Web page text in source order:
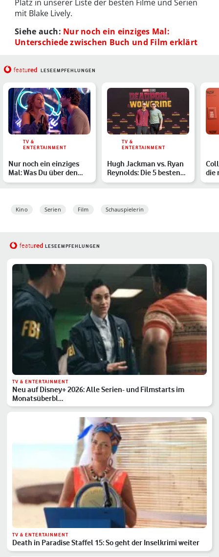
Platz in unserer Liste der besten Filme und Serien
mit Blake Lively.
Siehe auch: Nur noch ein einziges Mal:
Unterschiede zwischen Buch und Film erklärt
featured LESEEMPFEHLUNGEN
TV &
ENTERTAINMENT
Nur noch ein einziges
Mal: Was Du über den
Film mit Blake Lively …
TV &
ENTERTAINMENT
Hugh Jackman vs. Ryan
Reynolds: Die 5 besten
Streiche der Deadpoo…
die
Kino Serien Film Schauspielerin
featured LESEEMPFEHLUNGEN
TV & ENTERTAINMENT
Neu auf Disney+ 2026: Alle Serien- und Filmstarts im
Monatsüberbl…
TV & ENTERTAINMENT
Death in Paradise Staffel 15: So geht der Inselkrimi weiter